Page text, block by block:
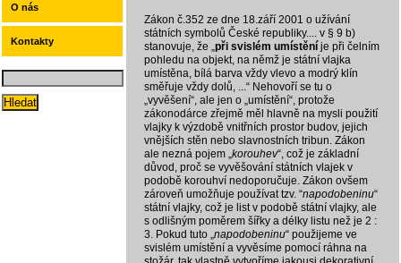
Zákon č.352 ze dne 18.září 2001 o užívání
státních symbolů České republiky.... v § 9 b)
stanovuje, že „při svislém umístění je při čelním
pohledu na objekt, na němž je státní vlajka
umístěna, bílá barva vždy vlevo a modrý klín
směřuje vždy dolů, ...“ Nehovoří se tu o
„vyvěšení“, ale jen o „umístění“, protože
zákonodárce zřejmě měl hlavně na mysli použití
vlajky k výzdobě vnitřních prostor budov, jejich
vnějších stěn nebo slavnostních tribun. Zákon
ale nezná pojem „korouhev“, což je základní
důvod, proč se vyvěšování státních vlajek v
podobě korouhví nedoporučuje. Zákon ovšem
zároveň umožňuje používat tzv. “napodobeninu“
státní vlajky, což je list v podobě státní vlajky, ale
s odlišným poměrem šířky a délky listu než je 2 :
3. Pokud tuto „napodobeninu“ použijeme ve
svislém umístění a vyvěsíme pomocí ráhna na
O nás
Kontakty